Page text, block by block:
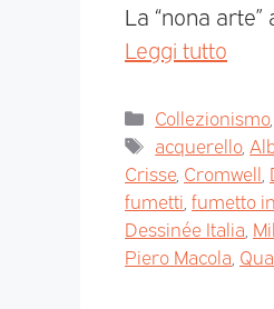
La “nona
Leggi tutto
Collezionismo,
acquerello,
Crisse, Cromwell
fumetti fumetto
Dessinée Italia
Piero Macola